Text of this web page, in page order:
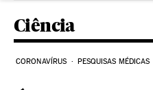
Ciência
CORONAVÍRUS PESQUISAS MÉDICAS